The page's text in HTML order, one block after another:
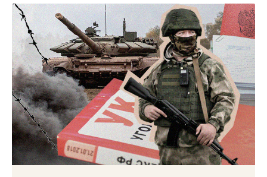
принимает следователь, и в случае
положительного ответа подследственный в
СИЗО или в следственном отделе подписывает
контракт на службу в ВС РФ. Договор отвозят в
пункт отбора военкомата РТ на улице
Аэропортовской. Там формируют личное дело.
Далее издается приказ о зачислении фигуранта
дела в Российскую армию. Его приписывают к
определенной воинской части, копию приказа